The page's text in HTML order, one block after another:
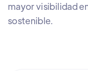
mayor visibilidad
sostenible.